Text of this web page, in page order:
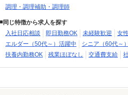
調理・調理補助・調理師
同じ特徴から求人を探す
入社日応相談
即日勤務OK 未経験歓迎 女
エルダー（50代～）活躍中
シニア（60代～
扶養内勤務OK
残業ほぼなし 交通費支給